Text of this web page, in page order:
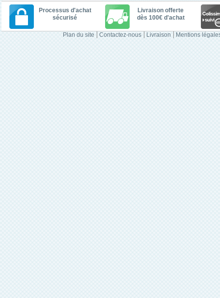
Processus d'achat
sécurisé
Livraison offerte
dès 100€ d'achat
Plan du site Contactez-nous Livraison Mentions